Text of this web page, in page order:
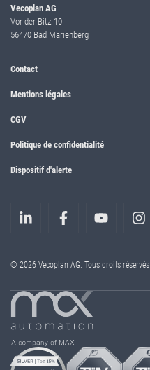
Vecoplan AG
Vor der Bitz 10
56470 Bad Marienberg
Contact
Mentions légales
CGV
Politique de confidentialité
Dispositif d'alerte
© 2026 Vecoplan AG. Tous droits réservés